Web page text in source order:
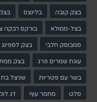
בצק קובה בלינצס
בצל-ממולא בורקס רבקה
סמבוסק חלבי בצק לספינג
עוגת שמרים פרג בצק
בשר עם פטריות שניצל
סלט מחמר עוף דג